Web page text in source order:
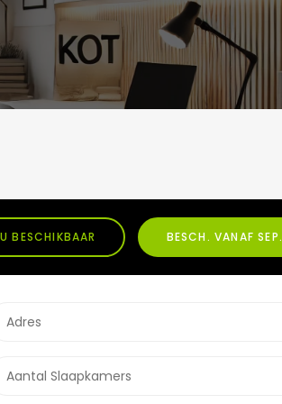
BESCHIKBAAR BESCH. VANAF SEP.